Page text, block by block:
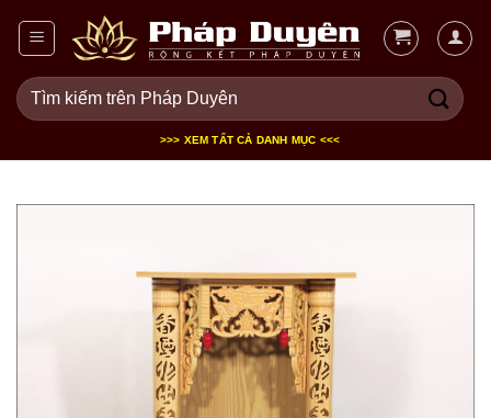
dung
Tìm
kiếm:
>>> XEM TẤT CẢ DANH MỤC <<<